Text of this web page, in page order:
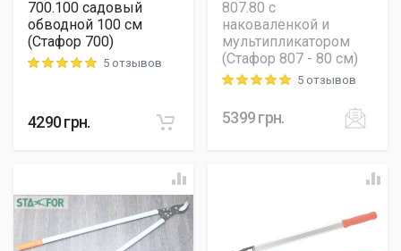
700.100 садовый
обводной 100 см
(Стафор 700)
Rating: 5 out of 55 отзывов
4290грн.
807.80 с
наковаленкой и
мультипликатором
(Стафор 807 - 80 см)
Rating: 5 out of 55 отзывов
5399грн.